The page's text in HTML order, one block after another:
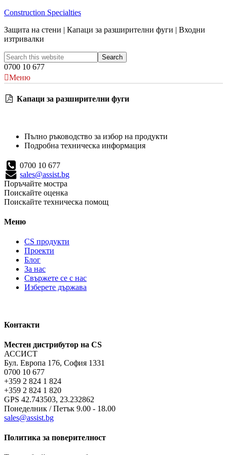
Construction Specialties
Защита на стени | Капаци за разширителни фуги | Входни
изтривалки
0700 10 677
Меню
Капаци за разширителни фуги
Пълно ръководство за избор на продукти
Подробна техническа информация
0700 10 677
sales@assist.bg
Поръчайте мостра
Поискайте оценка
Поискайте техническа помощ
Меню
CS продукти
Проекти
Блог
За нас
Свържете се с нас
Изберете държава
Контакти
Местен дистрибутор на CS
АССИСТ
Бул. Европа 176, София 1331
0700 10 677
+359 2 824 1 824
+359 2 824 1 820
GPS 42.743503, 23.232862
Понеделник / Петък 9.00 - 18.00
sales@assist.bg
Политика за поверителност